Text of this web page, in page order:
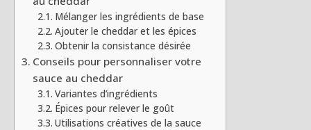
Mélanger les ingrédients de base
Ajouter le cheddar et les épices
Obtenir la consistance désirée
Conseils pour personnaliser votre
sauce au cheddar
Variantes d’ingrédients
Épices pour relever le goût
Utilisations créatives de la sauce